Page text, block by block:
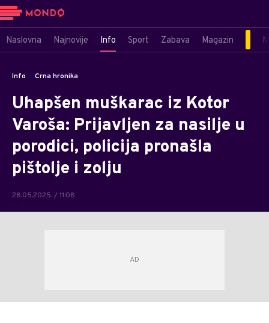
Naslovna Najnovije Info Sport Zabava Magazin
Info Crna hronika
Uhapšen muškarac iz Kotor
Varoša: Prijavljen za nasilje u
porodici, policija pronašla
pištolje i zolju
28.05.2025. / 11:08